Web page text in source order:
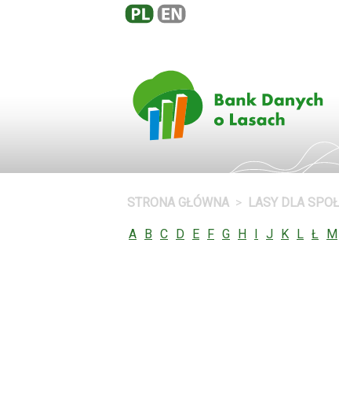
STRONA GŁÓWNA LASY DLA
A B C D E F G H I J K L Ł M